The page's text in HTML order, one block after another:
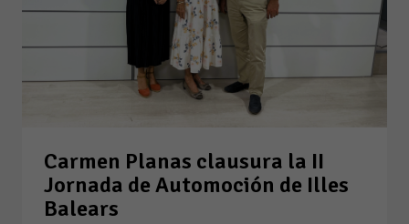
Carmen Planas clausura la II
Jornada de Automoción de Illes
Balears